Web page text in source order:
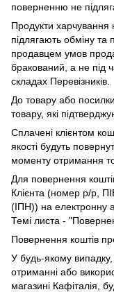
поверненню не
Продукти харчування
підлягають обміну
продавцем умов
бракований, а не під
складах Перевізників.
До товару або
товару, які
Сплачені клієнтом
якості будуть
моменту отримання
Для повернення
Клієнта (номер р/р,
(ІПН)) на електронну
Темі листа -
Повернення коштів
У будь-якому
отриманні або
магазині Кафіталія,